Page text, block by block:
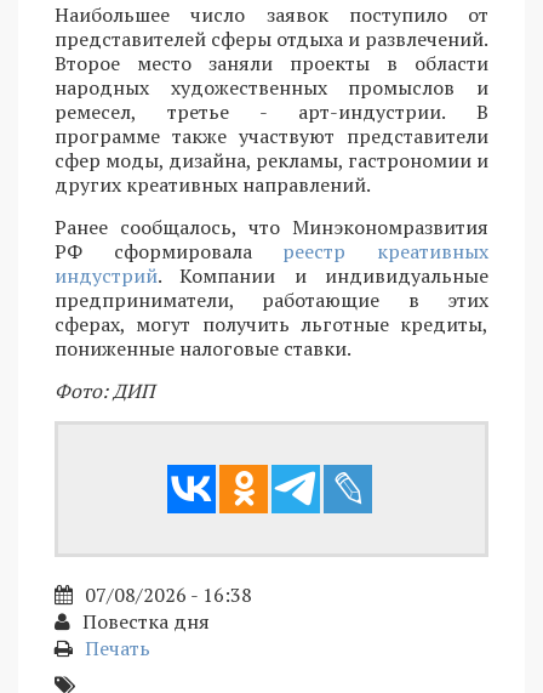
Наибольшее число заявок поступило от
представителей сферы отдыха и развлечений.
Второе место заняли проекты в области
народных художественных промыслов и
ремесел, третье - арт-индустрии. В
программе также участвуют представители
сфер моды, дизайна, рекламы, гастрономии и
других креативных направлений.
Ранее сообщалось, что Минэкономразвития
РФ сформировала реестр креативных
индустрий. Компании и индивидуальные
предприниматели, работающие в этих
сферах, могут получить льготные кредиты,
пониженные налоговые ставки.
Фото: ДИП
07/08/2026 - 16:38
Повестка дня
Печать